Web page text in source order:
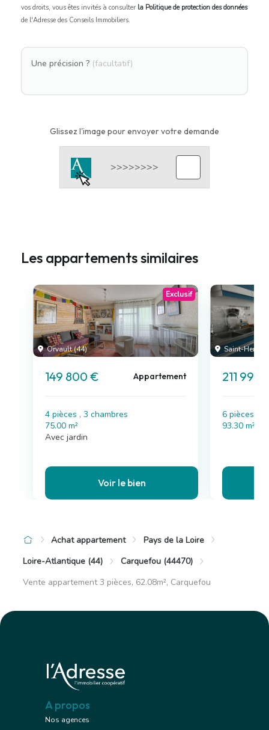
vos droits, vous êtes invités à consulter la Politique de protection des données
de l'Adresse des Conseils Immobiliers.
Une précision ? (facultatif)
Glissez l'image pour envoyer votre demande
Les appartements similaires
Orvault (44)
Exclusif
149 800 € Appartement
4 pièces , 3 chambres
75.00 m²
Avec jardin
Voir le bien
Saint-
211 990
6 pièces , 4
93.30 m²
Achat appartement
Pays de la Loire
Loire-Atlantique (44)
Carquefou (44470)
Vente appartement 3 pièces, 62.08m², Carquefou
A propos
Nos agences